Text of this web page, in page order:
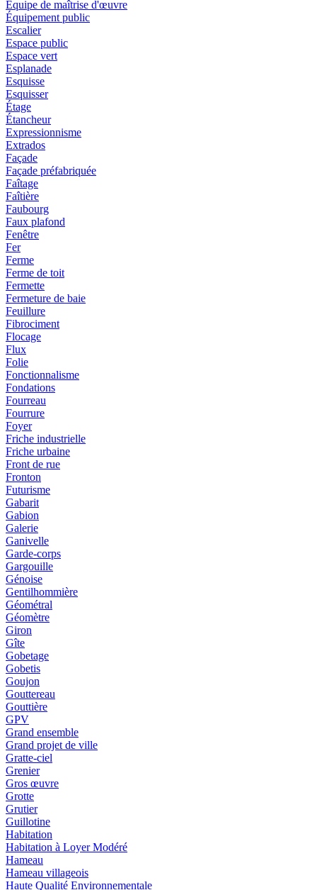
Équipe de maîtrise d'œuvre
Équipement public
Escalier
Espace public
Espace vert
Esplanade
Esquisse
Esquisser
Étage
Étancheur
Expressionnisme
Extrados
Façade
Façade préfabriquée
Faîtage
Faîtière
Faubourg
Faux plafond
Fenêtre
Fer
Ferme
Ferme de toit
Fermette
Fermeture de baie
Feuillure
Fibrociment
Flocage
Flux
Folie
Fonctionnalisme
Fondations
Fourreau
Fourrure
Foyer
Friche industrielle
Friche urbaine
Front de rue
Fronton
Futurisme
Gabarit
Gabion
Galerie
Ganivelle
Garde-corps
Gargouille
Génoise
Gentilhommière
Géométral
Géomètre
Giron
Gîte
Gobetage
Gobetis
Goujon
Gouttereau
Gouttière
GPV
Grand ensemble
Grand projet de ville
Gratte-ciel
Grenier
Gros œuvre
Grotte
Grutier
Guillotine
Habitation
Habitation à Loyer Modéré
Hameau
Hameau villageois
Haute Qualité Environnementale